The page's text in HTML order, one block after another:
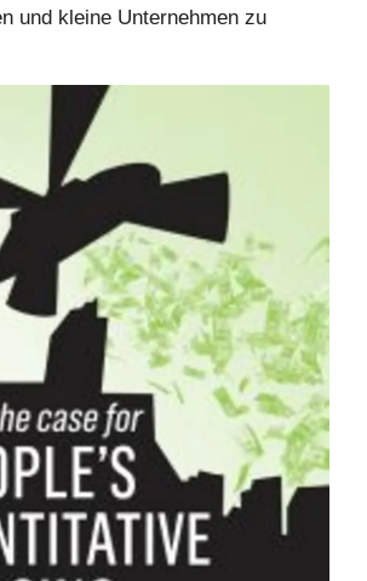
und kleine Unternehmen zu